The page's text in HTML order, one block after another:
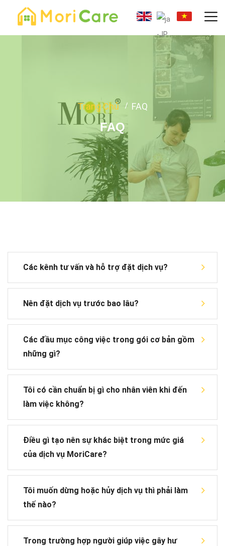
Trang Chủ FAQ
FAQ
Các kênh tư vấn và hỗ trợ đặt dịch vụ?
Nên đặt dịch vụ trước bao lâu?
Các đầu mục công việc trong gói cơ bản gồm
những gì?
Tôi có cần chuẩn bị gì cho nhân viên khi đến
làm việc không?
Điều gì tạo nên sự khác biệt trong mức giá
của dịch vụ MoriCare?
Tôi muốn dừng hoặc hủy dịch vụ thì phải làm
thế nào?
Trong trường hợp người giúp việc gây hư